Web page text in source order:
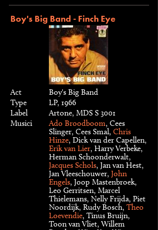
Boy's Big Band - Finch Eye
Act
Boy's Big Band
Type
LP, 1966
Label
Artone, MDS S 3001
Musici
Ado Broodboom, Cees
Slinger, Cees Smal, Chris
Hinze, Dick van der Capellen,
Erik van Lier, Harry Verbeke,
Herman Schoonderwalt,
Jacques Schols, Jan van Hest,
Jan Vleeschouwer, John
Engels, Joop Mastenbroek,
Leo Gerritsen, Marcel
Thielemans, Nelly Frijda, Piet
Noordijk, Rudy Bosch, Theo
Loevendie, Tinus Bruijn,
Toon van Vliet, Willem